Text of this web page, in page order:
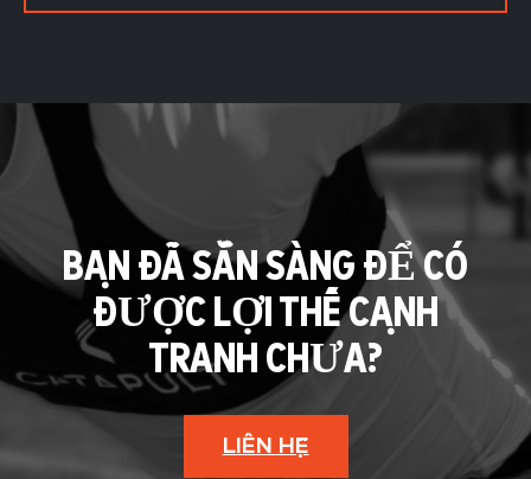
BẠN ĐÃ SẴN SÀNG ĐỂ CÓ
ĐƯỢC LỢI THẾ CẠNH
TRANH CHƯA?
LIÊN HỆ